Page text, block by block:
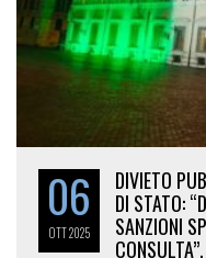
06
OTT2025
DIVIETO
DI STATO:
SANZIONI
CONSULTA”.